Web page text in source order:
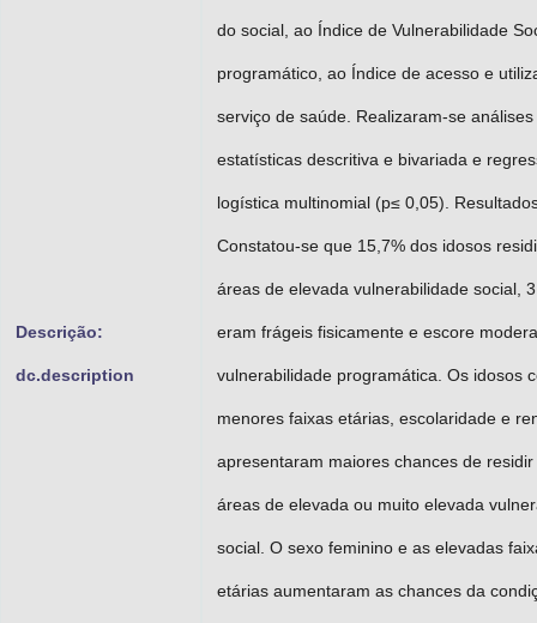
Descrição:
dc.description
do social, ao Índice de Vulnerabilidade
programático, ao Índice de acesso e
serviço de saúde. Realizaram-se análises
estatísticas descritiva e bivariada e
logística multinomial (p≤ 0,05).
Constatou-se que 15,7% dos idosos
áreas de elevada vulnerabilidade social,
eram frágeis fisicamente e escore
vulnerabilidade programática. Os idosos
menores faixas etárias, escolaridade e
apresentaram maiores chances de residir
áreas de elevada ou muito elevada
social. O sexo feminino e as elevadas
etárias aumentaram as chances da